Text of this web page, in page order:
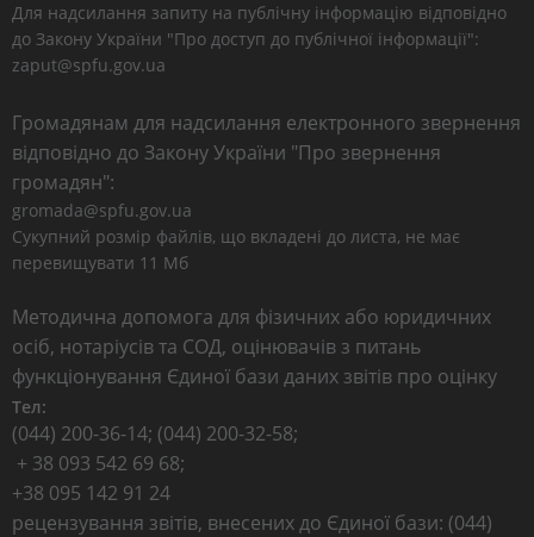
Для надсилання запиту на публічну інформацію відповідно
до Закону України "Про доступ до публічної інформації":
zaput@spfu.gov.ua
Громадянам для надсилання електронного звернення
відповідно до Закону України "Про звернення
громадян":
gromada@spfu.gov.ua
Сукупний розмір файлів, що вкладені до листа, не має
перевищувати 11 Мб
Методична допомога для фізичних або юридичних
осіб, нотаріусів та СОД, оцінювачів з питань
функціонування Єдиної бази даних звітів про оцінку
Тел:
(044) 200-36-14; (044) 200-32-58;
+ 38 093 542 69 68;
+38 095 142 91 24
рецензування звітів, внесених до Єдиної бази: (044)